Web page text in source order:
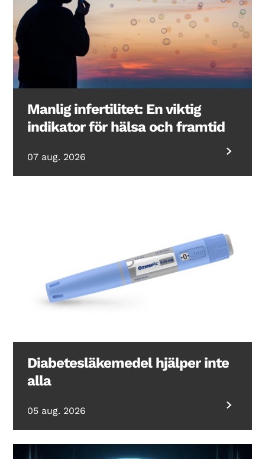
Manlig infertilitet: En viktig
indikator för hälsa och framtid
07 aug. 2026
Diabetesläkemedel hjälper inte
alla
05 aug. 2026